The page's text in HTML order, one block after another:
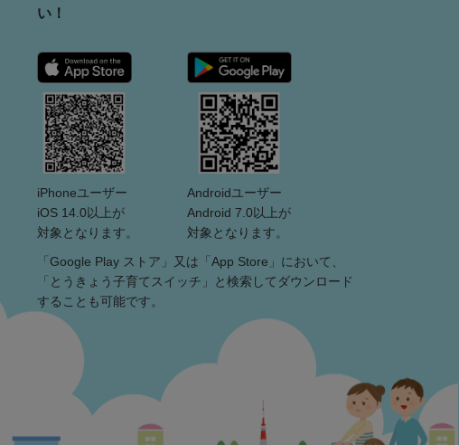
い！
iPhoneユーザー
iOS 14.0以上が
対象となります。
Androidユーザー
Android 7.0以上が
対象となります。
「Google Play ストア」又は「App Store」において、
「とうきょう子育てスイッチ」と検索してダウンロード
することも可能です。